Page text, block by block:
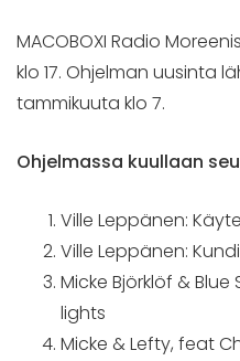
MACOBOXI Radio
klo 17. Ohjelman uusinta
tammikuuta klo 7.
Ohjelmassa kuullaan
Ville Leppänen:
Ville Leppänen:
Micke Björklöf &
lights
Micke & Lefty, feat